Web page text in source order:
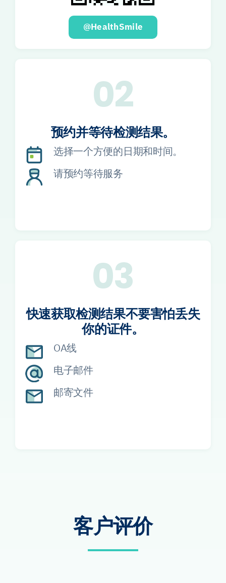
@HealthSmile
02
预约并等待检测结果。
选择一个方便的日期和时间。
请预约等待服务
03
快速获取检测结果不要害怕丢失
你的证件。
OA线
电子邮件
邮寄文件
客户评价